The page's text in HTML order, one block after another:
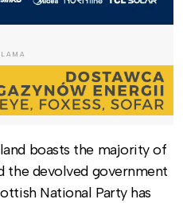
boasts the majority of
the devolved government
National Party has